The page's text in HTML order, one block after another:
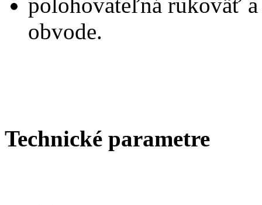
polohovateľná rukoväť
obvode.
Technické parametre